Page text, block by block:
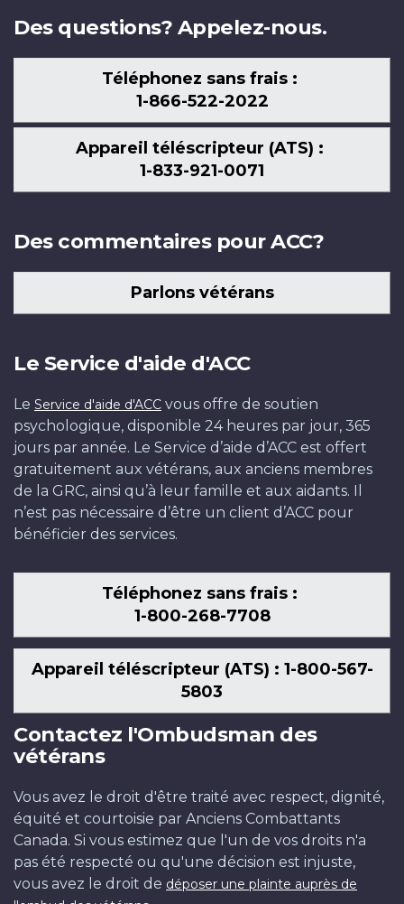
Des questions? Appelez-nous.
Téléphonez sans frais :
1-866-522-2022
Appareil téléscripteur (ATS) :
1-833-921-0071
Des commentaires pour ACC?
Parlons vétérans
Le Service d'aide d'ACC
Le Service d'aide d'ACC vous offre de soutien
psychologique, disponible 24 heures par jour, 365
jours par année. Le Service d’aide d’ACC est offert
gratuitement aux vétérans, aux anciens membres
de la GRC, ainsi qu’à leur famille et aux aidants. Il
n’est pas nécessaire d’être un client d’ACC pour
bénéficier des services.
Téléphonez sans frais :
1-800-268-7708
Appareil téléscripteur (ATS) : 1-800-567-
5803
Contactez l'Ombudsman des
vétérans
Vous avez le droit d'être traité avec respect, dignité,
équité et courtoisie par Anciens Combattants
Canada. Si vous estimez que l'un de vos droits n'a
pas été respecté ou qu'une décision est injuste,
vous avez le droit de déposer une plainte auprès de